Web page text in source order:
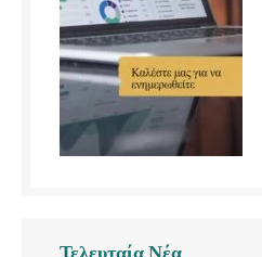
Τελευταία Νέα